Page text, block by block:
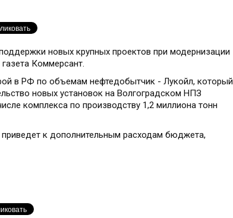
новых крупных проектов при модернизации
Коммерсант.
в РФ по объемам нефтедобытчик - Лукойл, который
новых установок на Волгоградском НПЗ
комплекса по производству 1,2 миллиона тонн
к дополнительным расходам бюджета,